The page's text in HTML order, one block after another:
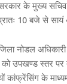
के मुख्य
10 बजे से
नोडल
को उपखण्ड स्तर
कांफ्रेंसिंग के